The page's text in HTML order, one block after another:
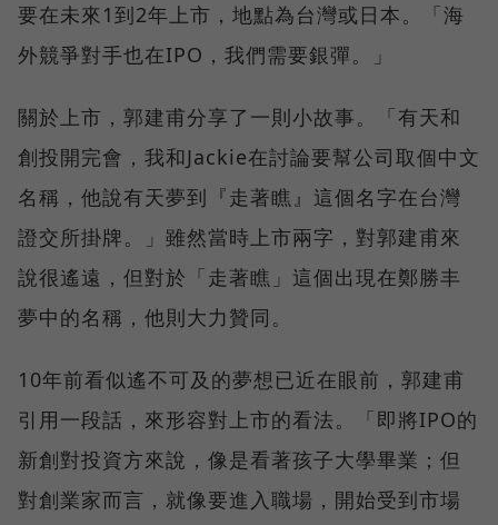
要在未來1到2年上市，地點為台灣或日本。「海
外競爭對手也在IPO，我們需要銀彈。」
關於上市，郭建甫分享了一則小故事。「有天和
創投開完會，我和Jackie在討論要幫公司取個中文
名稱，他說有天夢到『走著瞧』這個名字在台灣
證交所掛牌。」雖然當時上市兩字，對郭建甫來
說很遙遠，但對於「走著瞧」這個出現在鄭勝丰
夢中的名稱，他則大力贊同。
10年前看似遙不可及的夢想已近在眼前，郭建甫
引用一段話，來形容對上市的看法。「即將IPO的
新創對投資方來說，像是看著孩子大學畢業；但
對創業家而言，就像要進入職場，開始受到市場